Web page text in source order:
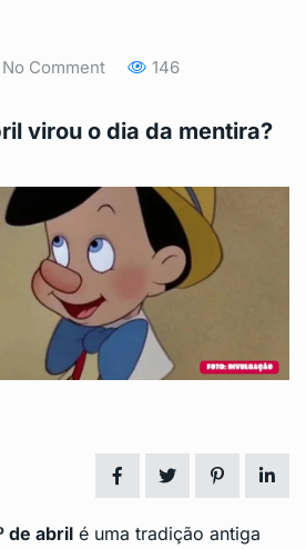
No Comment 146
virou o dia da mentira?
de abril é uma tradição antiga